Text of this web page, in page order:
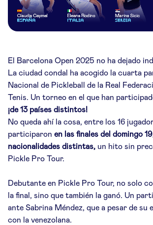
El Barcelona Open 2025 no ha dejado
La ciudad condal ha acogido la cuarta
Nacional de Pickleball de la Real
Tenis. Un torneo en el que han
¡de 13 países distintos!
No queda ahí la cosa, entre los 16
participaron en las finales del domingo
nacionalidades distintas, un hito sin
Pickle Pro Tour.
Debutante en Pickle Pro Tour, no solo
la final, sino que también la ganó. Un
ante Sabrina Méndez, que a pesar de su
con la venezolana.